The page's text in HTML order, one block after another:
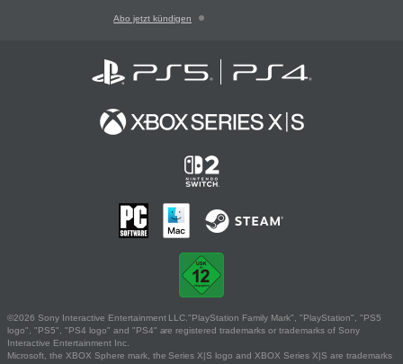
Abo jetzt kündigen
©2026 Sony Interactive Entertainment LLC."PlayStation Family Mark", "PlayStation", "PS5
logo", "PS5", "PS4 logo" and "PS4" are registered trademarks or trademarks of Sony
Interactive Entertainment Inc.
Microsoft, the XBOX Sphere mark, the Series X|S logo and XBOX Series X|S are trademarks